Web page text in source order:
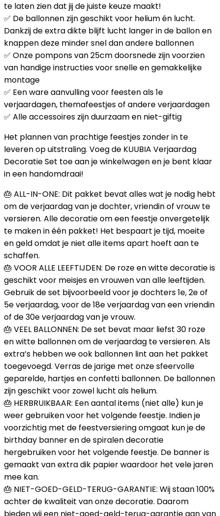
te laten zien dat jij de juiste keuze maakt!
✅ De ballonnen zijn geschikt voor helium én lucht.
Dankzij de extra dikte blijft lucht langer in de ballon en
knappen deze minder snel dan andere ballonnen
✅ Onze pompons van 25cm doorsnede zijn voorzien
van handige instructies voor snelle en gemakkelijke
montage
✅ Een ware aanvulling voor feesten als 1e
verjaardagen, themafeestjes of andere verjaardagen
✅ Alle accessoires zijn duurzaam en niet-giftig
Het plannen van prachtige feestjes zonder in te
leveren op uitstraling. Voeg de KUUBIA Verjaardag
Decoratie Set toe aan je winkelwagen en je bent klaar
in een handomdraai!
🎂 ALL-IN-ONE: Dit pakket bevat alles wat je nodig hebt
om de verjaardag van je dochter, vriendin of vrouw te
versieren. Alle decoratie om een feestje onvergetelijk
te maken in één pakket! Het bespaart je tijd, moeite
en geld omdat je niet alle items apart hoeft aan te
schaffen.
🎂 VOOR ALLE LEEFTIJDEN: De roze en witte decoratie is
geschikt voor meisjes en vrouwen van alle leeftijden.
Gebruik de set bijvoorbeeld voor je dochters 1e, 2e of
5e verjaardag, voor de 18e verjaardag van een vriendin
of de 30e verjaardag van je vrouw.
🎂 VEEL BALLONNEN: De set bevat maar liefst 30 roze
en witte ballonnen om de verjaardag te versieren. Als
extra’s hebben we ook ballonnen lint aan het pakket
toegevoegd. Verras de jarige met onze sfeervolle
geparelde, hartjes en confetti ballonnen. De ballonnen
zijn geschikt voor zowel lucht als helium.
🎂 HERBRUIKBAAR: Een aantal items (niet alle) kun je
weer gebruiken voor het volgende feestje. Indien je
voorzichtig met de feestversiering omgaat kun je de
birthday banner en de spiralen decoratie
hergebruiken voor het volgende feestje. De banner is
gemaakt van extra dik papier waardoor het vele jaren
mee kan.
🎂 NIET-GOED-GELD-TERUG-GARANTIE: Wij staan 100%
achter de kwaliteit van onze decoratie. Daarom